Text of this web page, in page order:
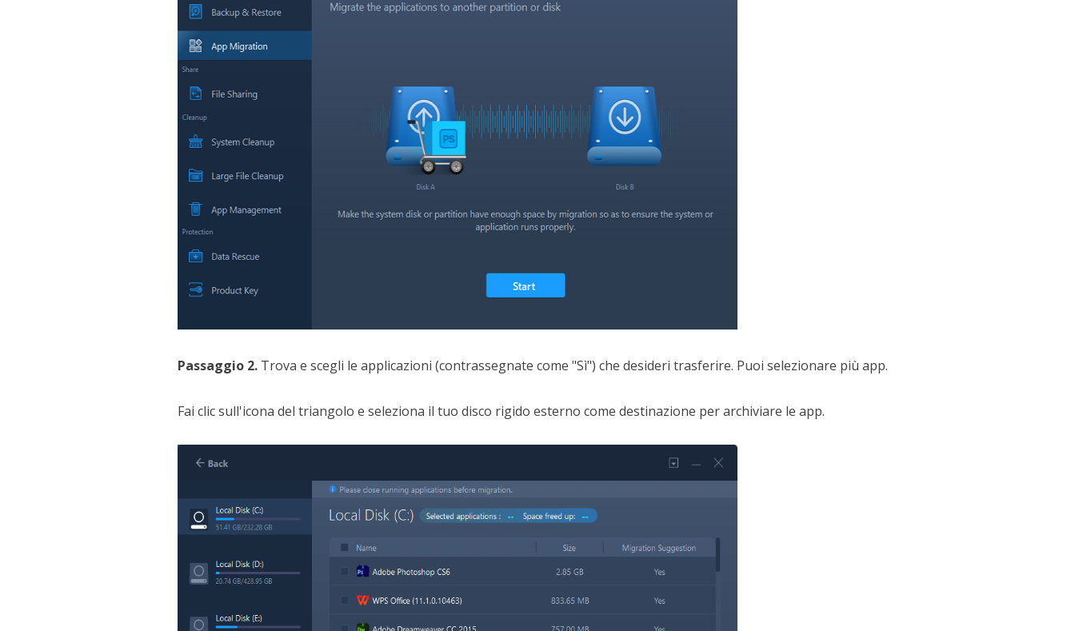
Passaggio 2. Trova e scegli le applicazioni (contrassegnate come "Sì") che desideri trasferire. Puoi selezionare più app.
Fai clic sull'icona del triangolo e seleziona il tuo disco rigido esterno come destinazione per archiviare le app.